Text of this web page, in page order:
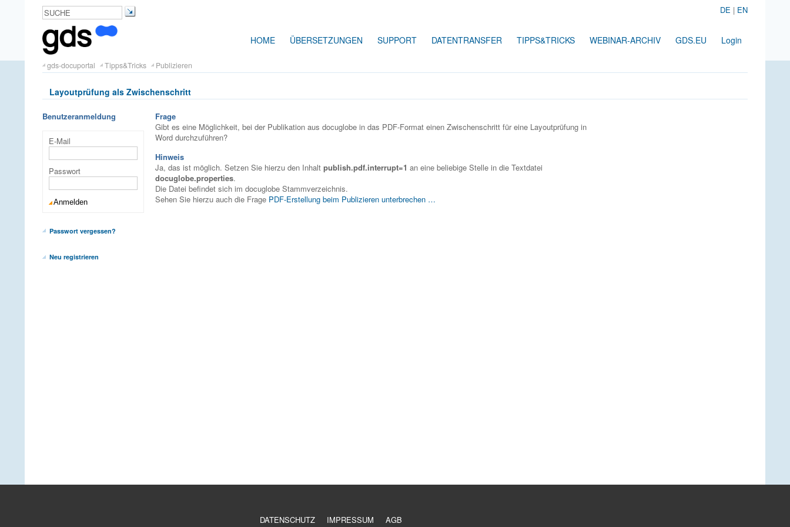
DE | EN
HOME ÜBERSETZUNGEN SUPPORT DATENTRANSFER TIPPS&TRICKS WEBINAR-ARCHIV GDS.EU Login
gds-docuportal Tipps&Tricks Publizieren
Layoutprüfung als Zwischenschritt
Benutzeranmeldung
E-Mail
Passwort
Passwort vergessen?
Neu registrieren
Frage
Gibt es eine Möglichkeit, bei der Publikation aus docuglobe in das PDF-Format einen Zwischenschritt für eine Layoutprüfung in
Word durchzuführen?
Hinweis
Ja, das ist möglich. Setzen Sie hierzu den Inhalt publish.pdf.interrupt=1 an eine beliebige Stelle in die Textdatei
docuglobe.properties.
Die Datei befindet sich im docuglobe Stammverzeichnis.
Sehen Sie hierzu auch die Frage PDF-Erstellung beim Publizieren unterbrechen …
DATENSCHUTZ IMPRESSUM AGB